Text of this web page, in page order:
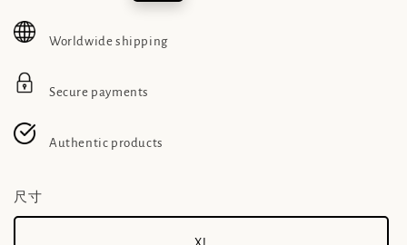
Worldwide shipping
Secure payments
Authentic products
尺寸